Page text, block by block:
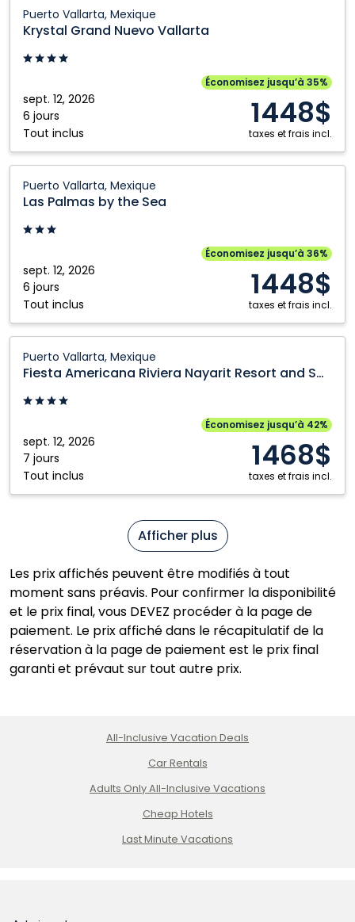
Puerto Vallarta, Mexique
Krystal Grand Nuevo Vallarta
sept. 12, 2026
6 jours
Tout inclus
Économisez jusqu’à 35%
1448$
taxes et frais incl.
Grand
Nuevo
Vallarta:
Vallarta,
Mexique
Puerto Vallarta, Mexique
Las Palmas by the Sea
sept. 12, 2026
6 jours
Tout inclus
Économisez jusqu’à 36%
1448$
taxes et frais incl.
Palmas
by
the
Puerto
Vallarta,
Mexique
Puerto Vallarta, Mexique
Fiesta Americana Riviera Nayarit Resort and Spa
sept. 12, 2026
7 jours
Tout inclus
Économisez jusqu’à 42%
1468$
taxes et frais incl.
Americana
Riviera
Nayarit
and
Spa:
Puerto
Vallarta,
Afficher plus
Les prix affichés peuvent être modifiés à tout
moment sans préavis. Pour confirmer la disponibilité
et le prix final, vous DEVEZ procéder à la page de
paiement. Le prix affiché dans le récapitulatif de la
réservation à la page de paiement est le prix final
garanti et prévaut sur tout autre prix.
All-Inclusive Vacation Deals
Car Rentals
Adults Only All-Inclusive Vacations
Cheap Hotels
Last Minute Vacations